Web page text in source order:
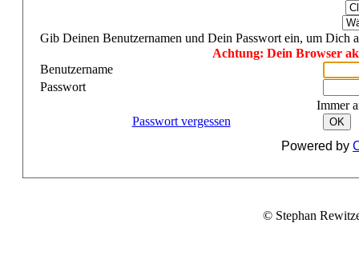
Gib Deinen Benutzernamen und Dein Passwort ein, um Dich
Achtung: Dein Browser
Benutzername
Passwort
Immer
Passwort vergessen
OK
Powered by
© Stephan